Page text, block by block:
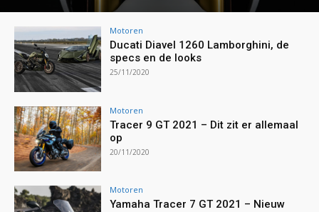
Motoren
Ducati Diavel 1260 Lamborghini, de
specs en de looks
25/11/2020
Motoren
Tracer 9 GT 2021 – Dit zit er allemaal
op
20/11/2020
Motoren
Yamaha Tracer 7 GT 2021 – Nieuw